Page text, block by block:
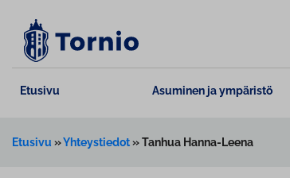
sisältöön
Etusivu Asuminen ja ympäristö
Etusivu »Yhteystiedot»Tanhua Hanna-Leena